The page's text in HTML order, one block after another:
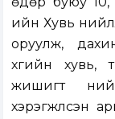
ийн Хувь
оруулж,
хүүгийн
жишигт
хэрэгжүүлсэн